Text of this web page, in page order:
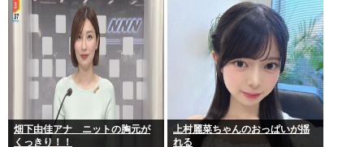
畑下由佳アナ ニットの胸元が
くっきり！！
上村麗菜ちゃんのおっぱいが揺
れる